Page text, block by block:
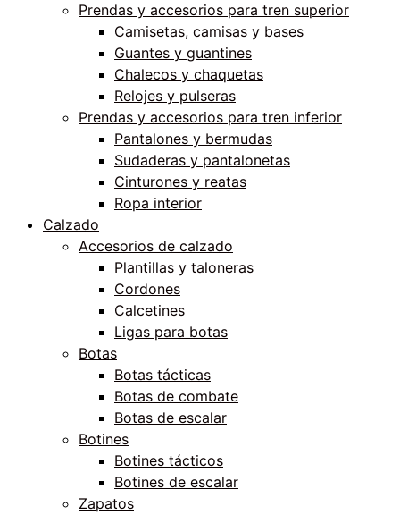
Prendas y accesorios para tren superior
Camisetas, camisas y bases
Guantes y guantines
Chalecos y chaquetas
Relojes y pulseras
Prendas y accesorios para tren inferior
Pantalones y bermudas
Sudaderas y pantalonetas
Cinturones y reatas
Ropa interior
Calzado
Accesorios de calzado
Plantillas y taloneras
Cordones
Calcetines
Ligas para botas
Botas
Botas tácticas
Botas de combate
Botas de escalar
Botines
Botines tácticos
Botines de escalar
Zapatos